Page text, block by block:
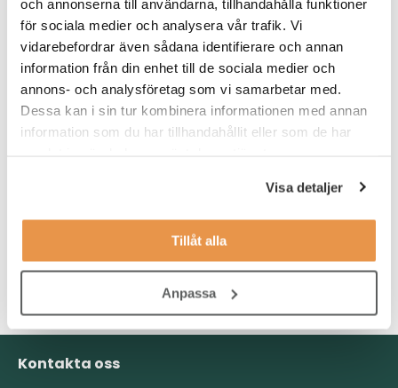
och annonserna till användarna, tillhandahålla funktioner
för sociala medier och analysera vår trafik. Vi
vidarebefordrar även sådana identifierare och annan
information från din enhet till de sociala medier och
annons- och analysföretag som vi samarbetar med.
Dessa kan i sin tur kombinera informationen med annan
information som du har tillhandahållit eller som de har
Visa detaljer
Tillåt alla
Anpassa
möjligheten till hybridarbete finns. Under uppdragets perioden
erbjuder GS1 förmånen att jobba en 36 timmars vecka med
arbetstiderna förlagda mellan kl. 08.00-16.00 (måndag -
torsdag) och kl. 08.00 - 15.30 (fredag) med möjlighet till flextid.
Våra förväntningar
För att lyckas som ekonomiassistent och bemanningskonsult
av leverantörsreskontra & kundreskontra. Vidare är du
viktigt att siffror, fakturering och ekonomiska rapporter blir
du kommer att ha flera kontaktytor, såväl internt som externt hos
Kontakta oss